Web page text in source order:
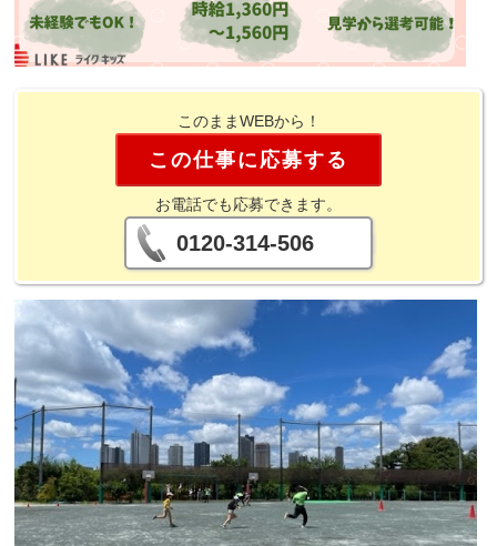
このままWEBから！
この仕事に応募する
お電話でも応募できます。
0120-314-506